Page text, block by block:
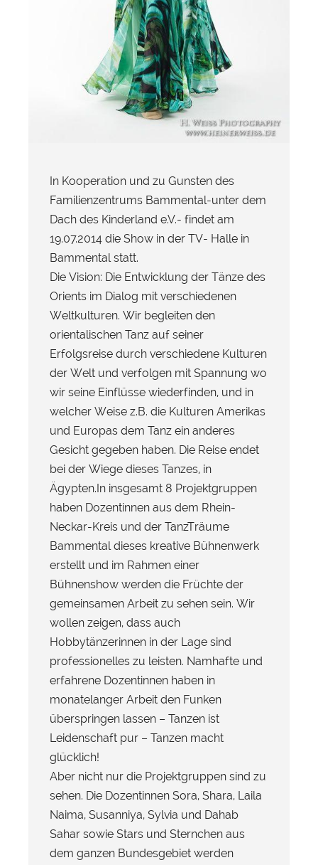
In Kooperation und zu Gunsten des
Familienzentrums Bammental-unter dem
Dach des Kinderland e.V.- findet am
19.07.2014 die Show in der TV- Halle in
Bammental statt.
Die Vision: Die Entwicklung der Tänze des
Orients im Dialog mit verschiedenen
Weltkulturen. Wir begleiten den
orientalischen Tanz auf seiner
Erfolgsreise durch verschiedene Kulturen
der Welt und verfolgen mit Spannung wo
wir seine Einflüsse wiederfinden, und in
welcher Weise z.B. die Kulturen Amerikas
und Europas dem Tanz ein anderes
Gesicht gegeben haben. Die Reise endet
bei der Wiege dieses Tanzes, in
Ägypten.In insgesamt 8 Projektgruppen
haben Dozentinnen aus dem Rhein-
Neckar-Kreis und der TanzTräume
Bammental dieses kreative Bühnenwerk
erstellt und im Rahmen einer
Bühnenshow werden die Früchte der
gemeinsamen Arbeit zu sehen sein. Wir
wollen zeigen, dass auch
Hobbytänzerinnen in der Lage sind
professionelles zu leisten. Namhafte und
erfahrene Dozentinnen haben in
monatelanger Arbeit den Funken
überspringen lassen – Tanzen ist
Leidenschaft pur – Tanzen macht
glücklich!
Aber nicht nur die Projektgruppen sind zu
sehen. Die Dozentinnen Sora, Shara, Laila
Naima, Susanniya, Sylvia und Dahab
Sahar sowie Stars und Sternchen aus
dem ganzen Bundesgebiet werden